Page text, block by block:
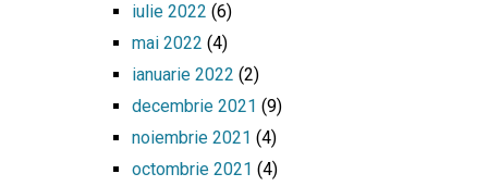
iulie 2022 (6)
mai 2022 (4)
ianuarie 2022 (2)
decembrie 2021 (9)
noiembrie 2021 (4)
octombrie 2021 (4)